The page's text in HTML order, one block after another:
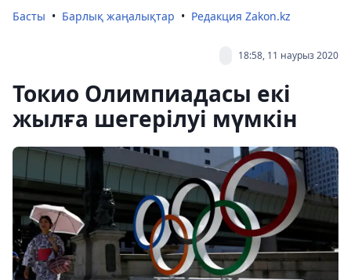
Басты Барлық жаңалықтар Редакция Zakon.kz
18:58, 11 наурыз 2020
Токио Олимпиадасы екі
жылға шегерілуі мүмкін